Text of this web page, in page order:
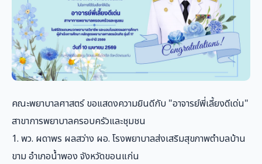
คณะพยาบาลศาสตร์ ขอแสดงความยินดีกับ "อาจารย์พี่เลี้ยงดีเด่น"
สาขาการพยาบาลครอบครัวและชุมชน
1. พว. ผดาพร ผลสว่าง ผอ. โรงพยาบาลส่งเสริมสุขภาพตำบลบ้าน
ขาม อำเภอน้ำพอง จังหวัดขอนแก่น